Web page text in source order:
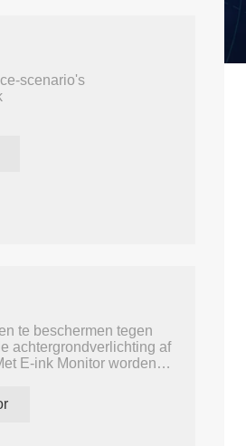
scenario's
producten
te beschermen tegen
achtergrondverlichting af
E-ink Monitor worden